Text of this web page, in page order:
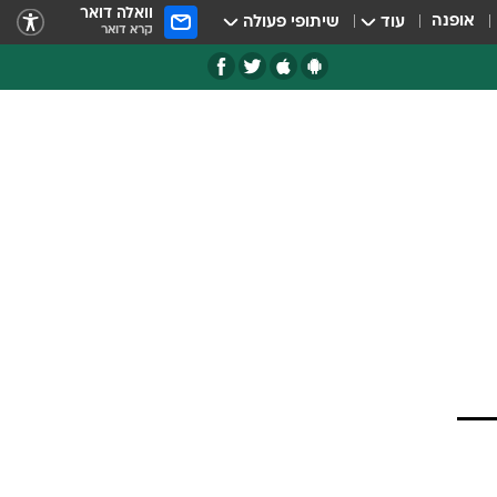
אופנה עוד שיתופי פעולה וואלה דואר
קרא דואר